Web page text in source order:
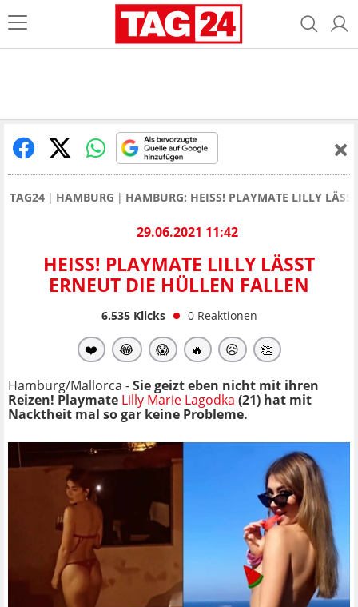
TAG24 HAMBURG HAMBURG: HEISS! PLAYMATE LILLY
29.06.2021 11:42
HEISS! PLAYMATE LILLY LÄSST E
RNEUT DIE HÜLLEN FALLEN
6.535Klicks 0 Reaktionen
❤️ 😂 😱 🔥 😥 👏
Hamburg/Mallorca -Sie geizt eben nicht mit ihren
Reizen! Playmate Lilly Marie Lagodka (21) hat mit
Nacktheit mal so gar keine Probleme.